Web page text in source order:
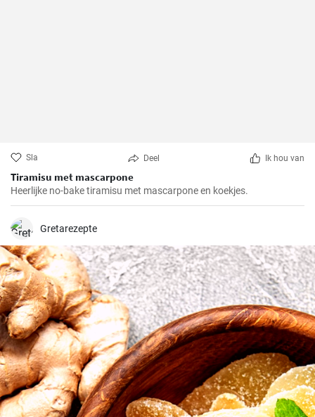
Sla Deel Ik hou van
Tiramisu met mascarpone
Heerlijke no-bake tiramisu met mascarpone en koekjes.
Gretarezepte